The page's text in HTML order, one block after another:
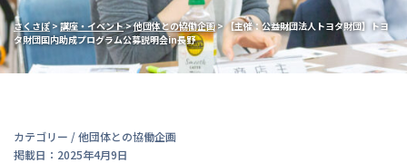
さくさぽ>講座・イベント>他団体との協働企画>【主催：公益財団法人トヨタ財団】トヨ
タ財団国内助成プログラム公募説明会in長野
カテゴリー /他団体との協働企画
掲載日：2025年4月9日